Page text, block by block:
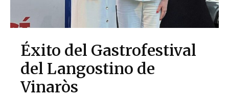
Éxito del Gastrofestival
del Langostino de
Vinaròs